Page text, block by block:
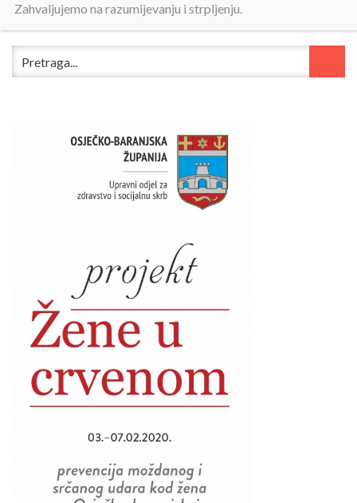
Zahvaljujemo na razumijevanju i strpljenju.